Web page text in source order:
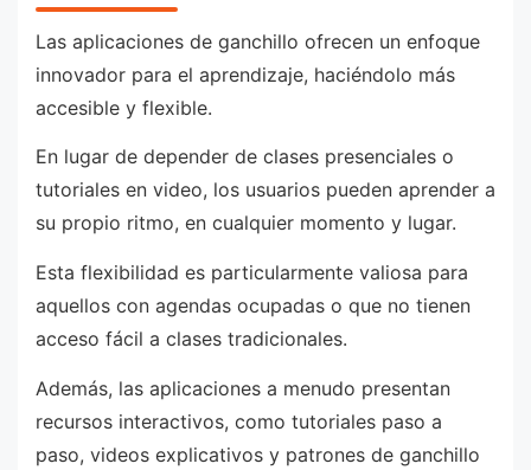
Las aplicaciones de ganchillo ofrecen un enfoque
innovador para el aprendizaje, haciéndolo más
accesible y flexible.
En lugar de depender de clases presenciales o
tutoriales en video, los usuarios pueden aprender a
su propio ritmo, en cualquier momento y lugar.
Esta flexibilidad es particularmente valiosa para
aquellos con agendas ocupadas o que no tienen
acceso fácil a clases tradicionales.
Además, las aplicaciones a menudo presentan
recursos interactivos, como tutoriales paso a
paso, videos explicativos y patrones de ganchillo